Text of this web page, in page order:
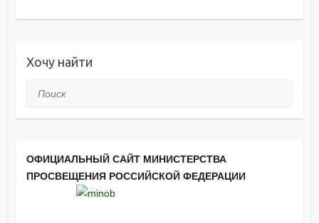
Хочу найти
Поиск
ОФИЦИАЛЬНЫЙ САЙТ МИНИСТЕРСТВА
ПРОСВЕЩЕНИЯ РОССИЙСКОЙ ФЕДЕРАЦИИ